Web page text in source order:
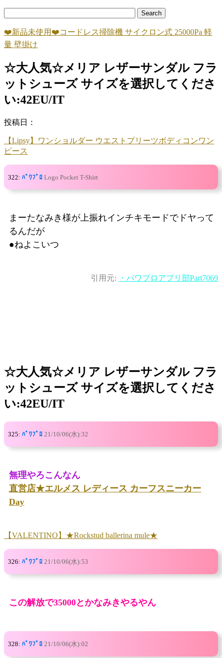
❤️新品未使用❤️コードレス掃除機 サイクロン式 25000Pa 軽
量 壁掛け
☆大人気☆メリア レザーサンダル フラ
ットシューズ サイズを選択してくださ
い:42EU/IT
投稿日：
【Lipsy】ワンショルダー ウエストプリーツボディコンワン
ピース
322: ﾊﾟﾜﾌﾟﾛ Logo Pocket T-Shirt
まーたなみき様が上振れインチキモードでドヤって
るんだが
●ねよこいつ
引用元: ・パワプロアプリ部Part7069
☆大人気☆メリア レザーサンダル フラ
ットシューズ サイズを選択してくださ
い:42EU/IT
325: ﾊﾟﾜﾌﾟﾛ 21/10/06(水):32
無理やろこんなん
直営店★エルメス レディース カーフスニーカー
Day
【VALENTINO】★Rockstud ballerina mule★
326: ﾊﾟﾜﾌﾟﾛ 21/10/06(水):53
この解放で35000とかなみきやるやん
328: ﾊﾟﾜﾌﾟﾛ 21/10/06(水):02